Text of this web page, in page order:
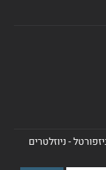
- ניוזלטרים